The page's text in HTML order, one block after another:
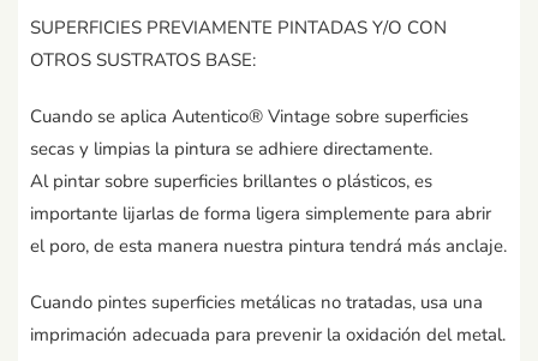
SUPERFICIES PREVIAMENTE PINTADAS Y/O CON
OTROS SUSTRATOS BASE:
Cuando se aplica Autentico® Vintage sobre superficies
secas y limpias la pintura se adhiere directamente.
Al pintar sobre superficies brillantes o plásticos, es
importante lijarlas de forma ligera simplemente para abrir
el poro, de esta manera nuestra pintura tendrá más anclaje.
Cuando pintes superficies metálicas no tratadas, usa una
imprimación adecuada para prevenir la oxidación del metal.